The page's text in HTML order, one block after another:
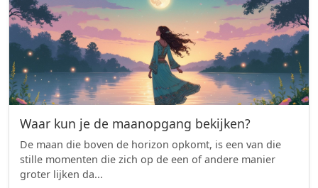
Waar kun je de maanopgang bekijken?
De maan die boven de horizon opkomt, is een van die
stille momenten die zich op de een of andere manier
groter lijken da...